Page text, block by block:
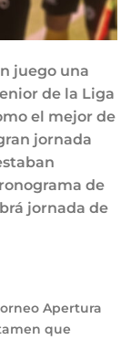
juego una
de la Liga
el mejor de
jornada
de
jornada de
Apertura
que